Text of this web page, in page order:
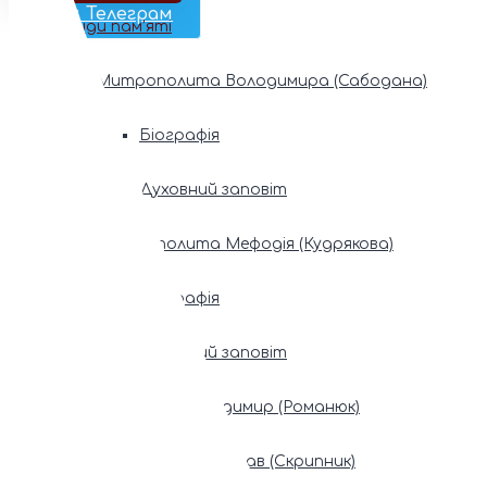
Наш Телеграм
Фонди пам’яті
Митрополита Володимира (Сабодана)
Біографія
Духовний заповіт
Митрополита Мефодія (Кудрякова)
Біографія
Духовний заповіт
Патріарх Володимир (Романюк)
Патріарх Мстислав (Скрипник)